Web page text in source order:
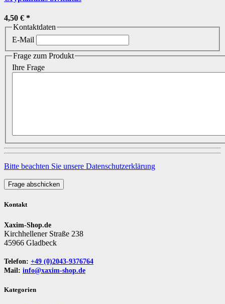
4,50 € *
Kontaktdaten
E-Mail
Frage zum Produkt
Ihre Frage
Bitte beachten Sie unsere Datenschutzerklärung
Frage abschicken
Kontakt
Xaxim-Shop.de
Kirchhellener Straße 238
45966 Gladbeck
Telefon: +49 (0)2043-9376764
Mail: info@xaxim-shop.de
Kategorien